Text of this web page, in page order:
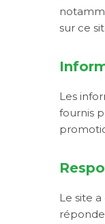
sur ce
Les
fournis
Le site